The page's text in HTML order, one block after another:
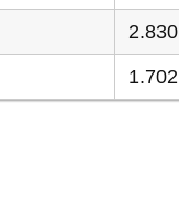
2.830
1.702